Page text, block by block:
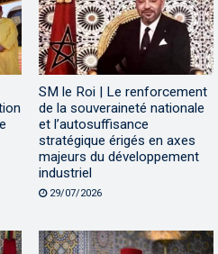
SM le Roi | Le renforcement
de la souveraineté nationale
et l’autosuffisance
stratégique érigés en axes
majeurs du développement
industriel
29/07/2026